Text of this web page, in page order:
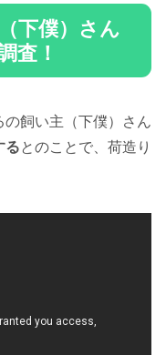
下僕）さん
査！
の飼い主（下僕）さん
るとのことで、荷造り